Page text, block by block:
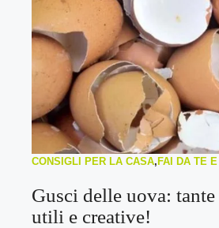
CONSIGLI PER LA CASA, FAI DA TE
Gusci delle uova:
utili e creative!